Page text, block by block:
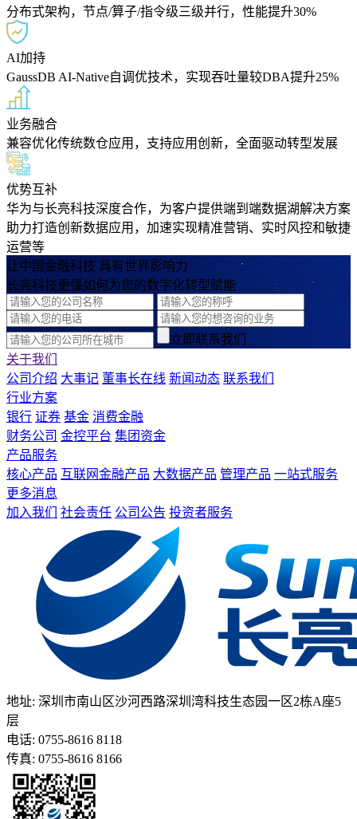
分布式架构，节点/算子/指令级三级并行，性能提升30%
AI加持
GaussDB AI-Native自调优技术，实现吞吐量较DBA提升25%
业务融合
兼容优化传统数仓应用，支持应用创新，全面驱动转型发展
优势互补
华为与长亮科技深度合作，为客户提供端到端数据湖解决方案
助力打造创新数据应用，加速实现精准营销、实时风控和敏捷
运营等
让中国金融科技 具有世界影响力
长亮科技更懂如何为您的数字化转型赋能
立即联系我们
关于我们
公司介绍 大事记 董事长在线 新闻动态 联系我们
行业方案
银行 证券 基金 消费金融
财务公司 金控平台 集团资金
产品服务
核心产品 互联网金融产品 大数据产品 管理产品 一站式服务
更多消息
加入我们
社会责任 公司公告 投资者服务
地址: 深圳市南山区沙河西路深圳湾科技生态园一区2栋A座5
层
电话: 0755-8616 8118
传真: 0755-8616 8166